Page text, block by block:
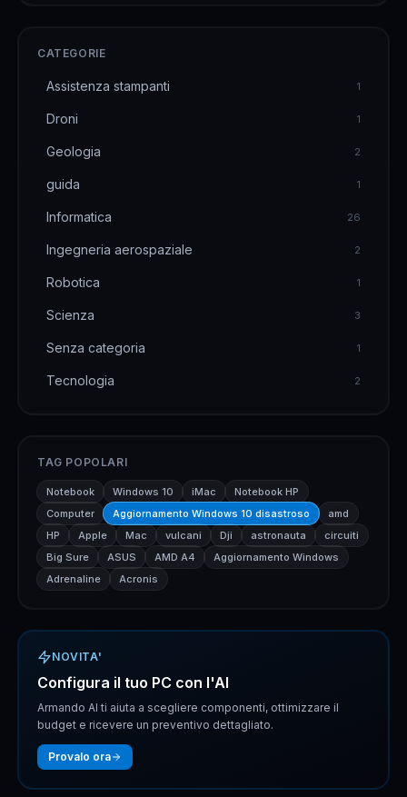
CATEGORIE
Assistenza stampanti 1
Droni 1
Geologia 2
guida 1
Informatica 26
Ingegneria aerospaziale 2
Robotica 1
Scienza 3
Senza categoria 1
Tecnologia 2
TAG POPOLARI
Notebook Windows 10 iMac
Notebook HP
Computer
Aggiornamento Windows 10 disastroso
amd
HP
Apple Mac vulcani Dji astronauta
circuiti
Big Sure
ASUS AMD A4
Aggiornamento Windows
Adrenaline
Acronis
NOVITA'
Configura il tuo PC con l'AI
Armando AI ti aiuta a scegliere componenti, ottimizzare il
budget e ricevere un preventivo dettagliato.
Provalo ora